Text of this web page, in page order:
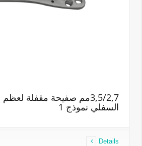
3,5/2,7مم صفيحة مقفلة
السفلي نموذج 1
Details